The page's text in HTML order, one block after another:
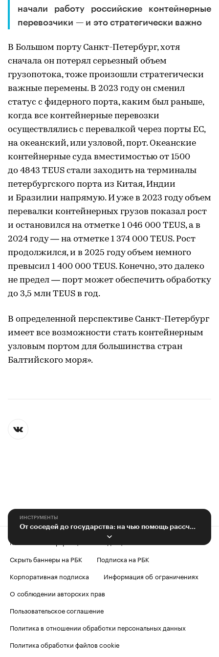
начали работу российские контейнерные
перевозчики — и это стратегически важно
В Большом порту Санкт-Петербург, хотя
сначала он потерял серьезный объем
грузопотока, тоже произошли стратегически
важные перемены. В 2023 году он сменил
статус с фидерного порта, каким был раньше,
когда все контейнерные перевозки
осуществлялись с перевалкой через порты ЕС,
на океанский, или узловой, порт. Океанские
контейнерные суда вместимостью от 1500
до 4843 TEUS стали заходить на терминалы
петербургского порта из Китая, Индии
и Бразилии напрямую. И уже в 2023 году объем
перевалки контейнерных грузов показал рост
и остановился на отметке 1 046 000 TEUS, а в
2024 году — на отметке 1 374 000 TEUS. Рост
продолжился, и в 2025 году объем немного
превысил 1 400 000 TEUS. Конечно, это далеко
не предел — порт может обеспечить обработку
до 3,5 млн TEUS в год.
В определенной перспективе Санкт-Петербург
имеет все возможности стать контейнерным
узловым портом для большинства стран
Балтийского моря».
ИНСТРУМЕНТЫ
От соседей до государства: на чью помощь рассчитывает малый бизнес
Контактная информация
Редакция
Скрыть баннеры на РБК
Подписка на РБК
Корпоративная подписка
Информация об ограничениях
О соблюдении авторских прав
Пользовательское соглашение
Политика в отношении обработки персональных данных
Политика обработки файлов cookie